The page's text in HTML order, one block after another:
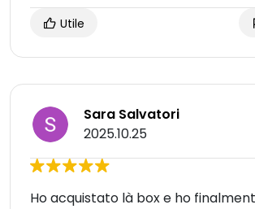
Utile
Sara Salvatori
2025.10.25
Ho acquistato là box e ho